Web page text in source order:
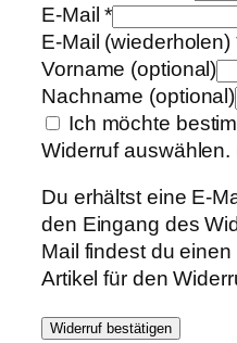
E-Mail*
E-Mail (wiederholen)
Vorname (optional)
Nachname (optional)
Ich möchte
Widerruf auswählen.
Du erhältst eine E-
den Eingang des
Mail findest du
Artikel für den
Widerruf bestätigen